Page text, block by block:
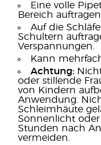
Eine volle
Bereich auftragen.
Auf die
Schultern
Verspannungen.
Kann
Achtung:
oder stillende
von Kindern
Anwendung.
Schleimhäute
Sonnenlicht
Stunden nach
vermeiden.